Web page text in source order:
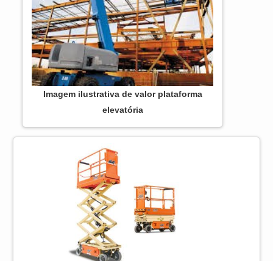
Imagem ilustrativa de valor plataforma
elevatória